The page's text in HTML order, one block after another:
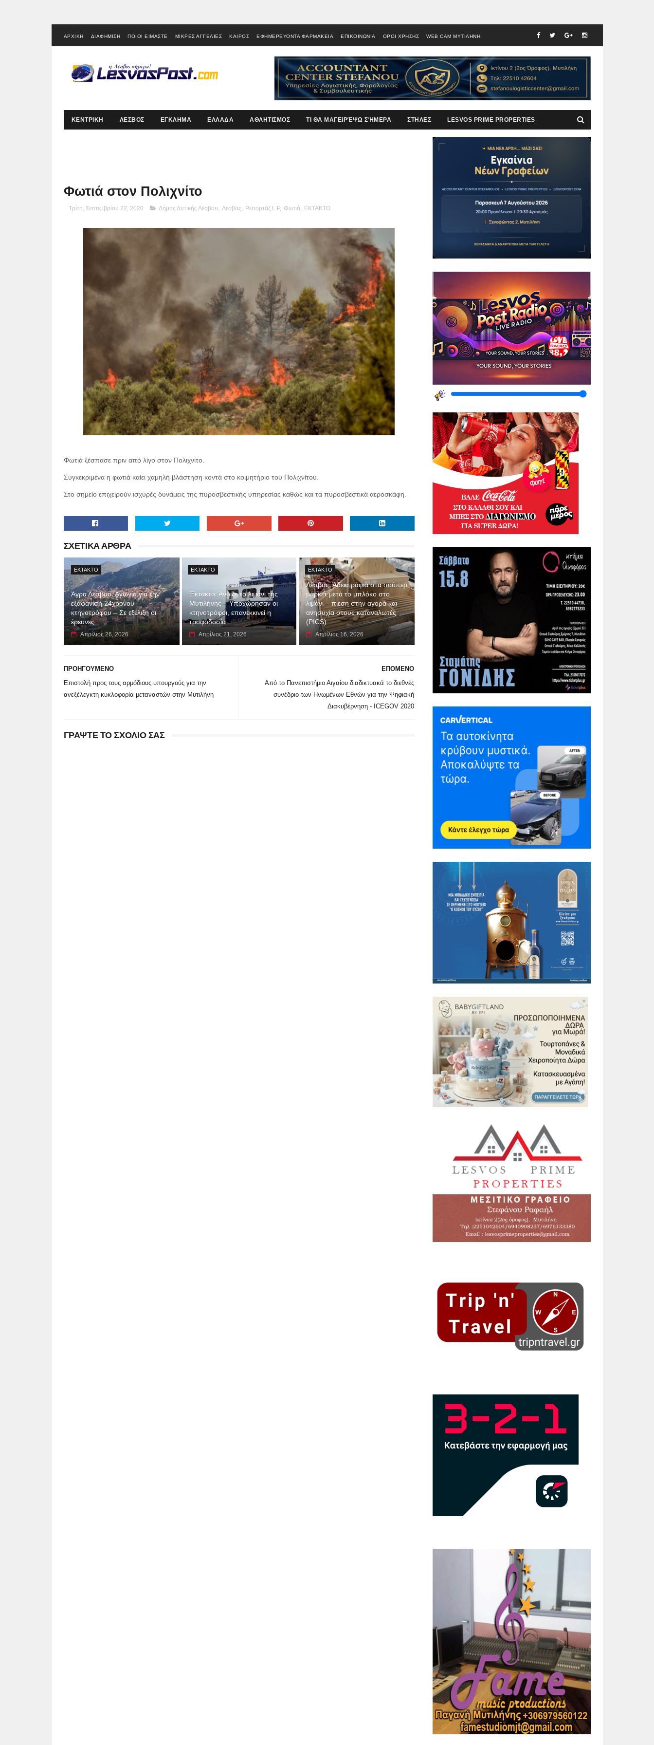
ΑΡΧΙΚΗ ΔΙΑΦΗΜΙΣΗ ΠΟΙΟΙ ΕΙΜΑΣΤΕ ΜΙΚΡΕΣ ΑΓΓΕΛΙΕΣ ΚΑΙΡΟΣ ΕΦΗΜΕΡΕΥΟΝΤΑ ΦΑΡΜΑΚΕΙΑ ΕΠΙΚΟΙΝΩΝΙΑ ΟΡΟΙ ΧΡΗΣΗΣ WEB CAM ΜΥΤΙΛΗΝΗ
ΚΕΝΤΡΙΚΗ ΛΕΣΒΟΣ ΕΓΚΛΗΜΑ ΕΛΛΑΔΑ ΑΘΛΗΤΙΣΜΟΣ ΤΙ ΘΑ ΜΑΓΕΙΡΈΨΩ ΣΉΜΕΡΑ ΣΤΗΛΕΣ LESVOS PRIME PROPERTIES
Φωτιά στον Πολιχνίτο
Τρίτη, Σεπτεμβρίου 22, 2020 Δήμος Δυτικής Λέσβου, Λεσβος, Ρεπορτάζ L.P, Φωτιά, EKTAKTO
Φωτιά ξέσπασε πριν από λίγο στον Πολιχνίτο.
Συγκεκριμένα η φωτιά καίει χαμηλή βλάστηση κοντά στο κοιμητήριο του Πολιχνίτου.
Στο σημείο επιχειρούν ισχυρές δυνάμεις της πυροσβεστικής υπηρεσίας καθώς και τα πυροσβεστικά αεροσκάφη.
ΣΧΕΤΙΚΑ ΑΡΘΡΑ
EKTAKTO
Άγρα Λέσβου: Αγωνία για την
εξαφάνιση 24χρονου
κτηνοτρόφου – Σε εξέλιξη οι
έρευνες
Απρίλιος 26, 2026
EKTAKTO
Έκτακτο: Άνοιξε το λιμάνι της
Μυτιλήνης – Υποχώρησαν οι
κτηνοτρόφοι, επανεκκινεί η
τροφοδοσία
Απρίλιος 21, 2026
EKTAKTO
Λέσβος: Άδεια ράφια στα σούπερ
μάρκετ μετά το μπλόκο στο
λιμάνι – πίεση στην αγορά και
ανησυχία στους καταναλωτές
(PICS)
Απρίλιος 16, 2026
ΕΠΟΜΕΝΟ
Από το Πανεπιστήμιο Αιγαίου διαδικτυακά το διεθνές
συνέδριο των Ηνωμένων Εθνών για την Ψηφιακή
Διακυβέρνηση - ICEGOV 2020
ΠΡΟΗΓΟΥΜΕΝΟ
Επιστολή προς τους αρμόδιους υπουργούς για την
ανεξέλεγκτη κυκλοφορία μεταναστών στην Μυτιλήνη
ΓΡΑΨΤΕ ΤΟ ΣΧΟΛΙΟ ΣΑΣ